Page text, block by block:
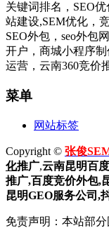
关键词排名，SEO
站建设,SEM优化，
SEO外包，seo外包
开户，商城小程序
运营，云南360竞价
菜单
网站标签
Copyright © 张俊
化推广,云南昆明百度
推广,百度竞价外包,
昆明GEO服务公司,
免责声明：本站部